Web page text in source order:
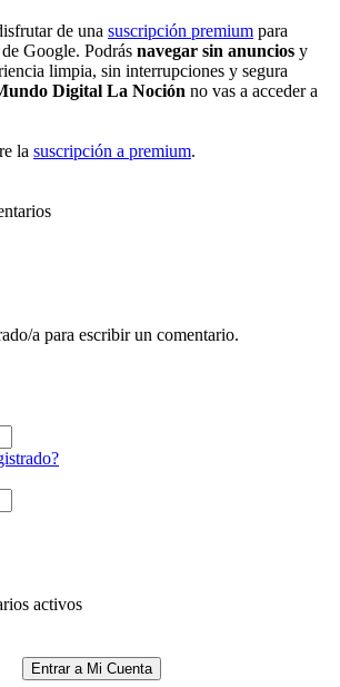
de una suscripción premium para
Google. Podrás navegar sin anuncios y
limpia, sin interrupciones y segura
Digital La Noción no vas a acceder a
la suscripción a premium.
a para escribir un comentario.
activos
Entrar a Mi Cuenta